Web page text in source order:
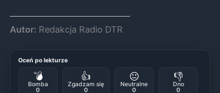
Autor: Redakcja Radio DTR
Oceń po lekturze
💣
Bomba
0
👍
Zgadzam się
0
😐
Neutralne
0
👎
Dno
0